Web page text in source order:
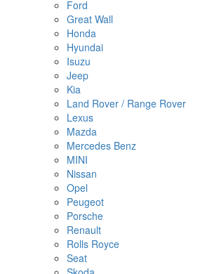
Ford
Great Wall
Honda
Hyundai
Isuzu
Jeep
Kia
Land Rover / Range Rover
Lexus
Mazda
Mercedes Benz
MINI
Nissan
Opel
Peugeot
Porsche
Renault
Rolls Royce
Seat